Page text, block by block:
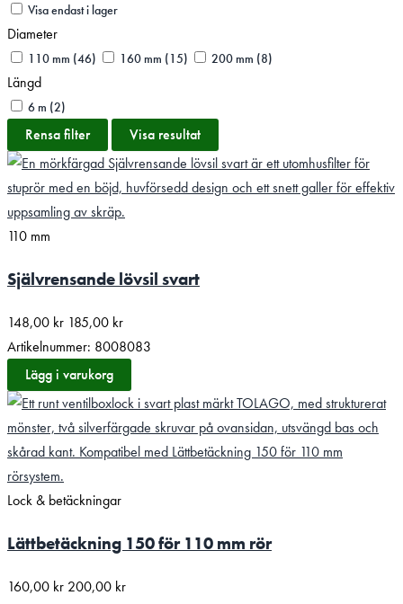
Visa endast i lager
Diameter
110 mm (46) 160 mm (15) 200 mm (8)
Längd
6 m (2)
Rensa filter Visa resultat
110 mm
Självrensande lövsil svart
148,00 kr 185,00 kr
Artikelnummer: 8008083
Lägg i varukorg
Lock & betäckningar
Lättbetäckning 150 för 110 mm rör
160,00 kr 200,00 kr